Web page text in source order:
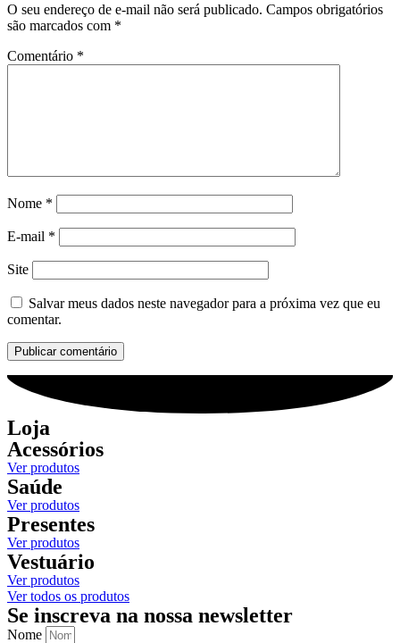
O seu endereço de e-mail não será publicado. Campos obrigatórios
são marcados com *
Comentário *
Nome *
E-mail *
Site
Salvar meus dados neste navegador para a próxima vez que eu
comentar.
Loja
Acessórios
Ver produtos
Saúde
Ver produtos
Presentes
Ver produtos
Vestuário
Ver produtos
Ver todos os produtos
Se inscreva na nossa newsletter
Nome